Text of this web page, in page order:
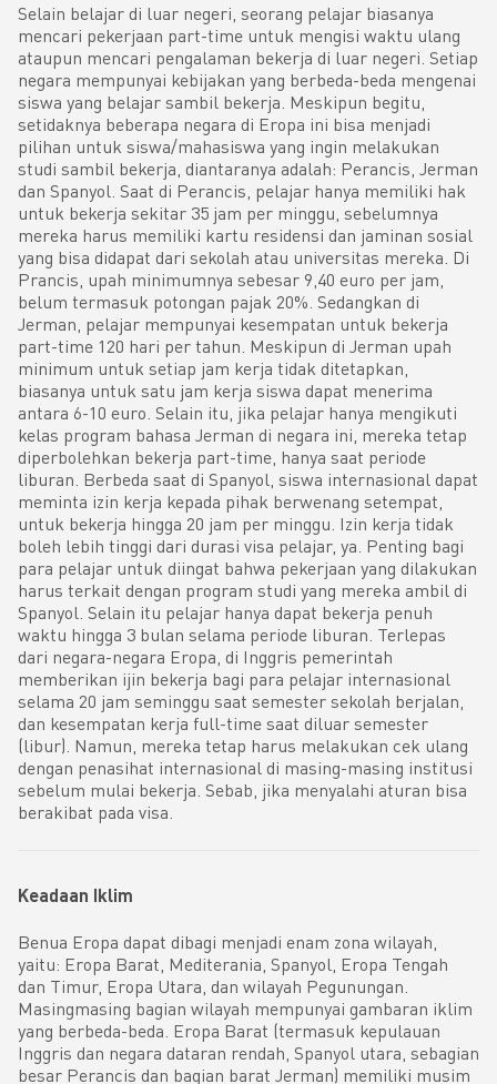
Selain belajar di luar negeri, seorang pelajar biasanya
mencari pekerjaan part-time untuk mengisi waktu ulang
ataupun mencari pengalaman bekerja di luar negeri. Setiap
negara mempunyai kebijakan yang berbeda-beda mengenai
siswa yang belajar sambil bekerja. Meskipun begitu,
setidaknya beberapa negara di Eropa ini bisa menjadi
pilihan untuk siswa/mahasiswa yang ingin melakukan
studi sambil bekerja, diantaranya adalah: Perancis, Jerman
dan Spanyol. Saat di Perancis, pelajar hanya memiliki hak
untuk bekerja sekitar 35 jam per minggu, sebelumnya
mereka harus memiliki kartu residensi dan jaminan sosial
yang bisa didapat dari sekolah atau universitas mereka. Di
Prancis, upah minimumnya sebesar 9,40 euro per jam,
belum termasuk potongan pajak 20%. Sedangkan di
Jerman, pelajar mempunyai kesempatan untuk bekerja
part-time 120 hari per tahun. Meskipun di Jerman upah
minimum untuk setiap jam kerja tidak ditetapkan,
biasanya untuk satu jam kerja siswa dapat menerima
antara 6-10 euro. Selain itu, jika pelajar hanya mengikuti
kelas program bahasa Jerman di negara ini, mereka tetap
diperbolehkan bekerja part-time, hanya saat periode
liburan. Berbeda saat di Spanyol, siswa internasional dapat
meminta izin kerja kepada pihak berwenang setempat,
untuk bekerja hingga 20 jam per minggu. Izin kerja tidak
boleh lebih tinggi dari durasi visa pelajar, ya. Penting bagi
para pelajar untuk diingat bahwa pekerjaan yang dilakukan
harus terkait dengan program studi yang mereka ambil di
Spanyol. Selain itu pelajar hanya dapat bekerja penuh
waktu hingga 3 bulan selama periode liburan. Terlepas
dari negara-negara Eropa, di Inggris pemerintah
memberikan ijin bekerja bagi para pelajar internasional
selama 20 jam seminggu saat semester sekolah berjalan,
dan kesempatan kerja full-time saat diluar semester
(libur). Namun, mereka tetap harus melakukan cek ulang
dengan penasihat internasional di masing-masing institusi
sebelum mulai bekerja. Sebab, jika menyalahi aturan bisa
berakibat pada visa.
Keadaan Iklim
Benua Eropa dapat dibagi menjadi enam zona wilayah,
yaitu: Eropa Barat, Mediterania, Spanyol, Eropa Tengah
dan Timur, Eropa Utara, dan wilayah Pegunungan.
Masingmasing bagian wilayah mempunyai gambaran iklim
yang berbeda-beda. Eropa Barat (termasuk kepulauan
Inggris dan negara dataran rendah, Spanyol utara, sebagian
besar Perancis dan bagian barat Jerman) memiliki musim